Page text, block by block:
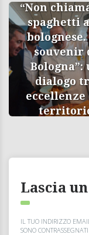
“Non
spaghetti
bolognese.
souvenir
Bologna”:
dialogo
eccellenze
Lascia
IL TUO INDIRIZZO
SONO CONTRASSEGNATI